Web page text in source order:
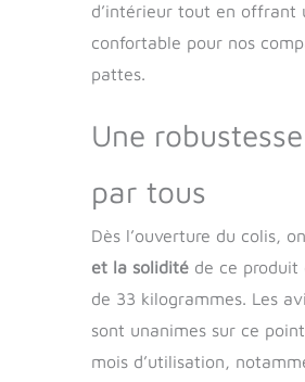
d’intérieur tout en offrant
confortable pour nos
pattes.
Une
par tous
Dès l’ouverture du colis,
et la solidité de ce produit
de 33 kilogrammes. Les
sont unanimes sur ce
mois d’utilisation,